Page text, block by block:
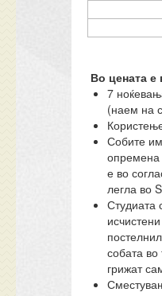
Во цената е
7
(наем на
Собите
опремена
е во
легла во
Студиата
собата во
грижат